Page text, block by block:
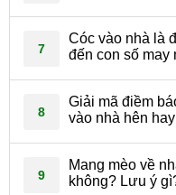
7
Cóc vào nhà là
đến con số may
8
Giải mã điềm
vào nhà hên
9
Mang mèo về
không? Lưu ý